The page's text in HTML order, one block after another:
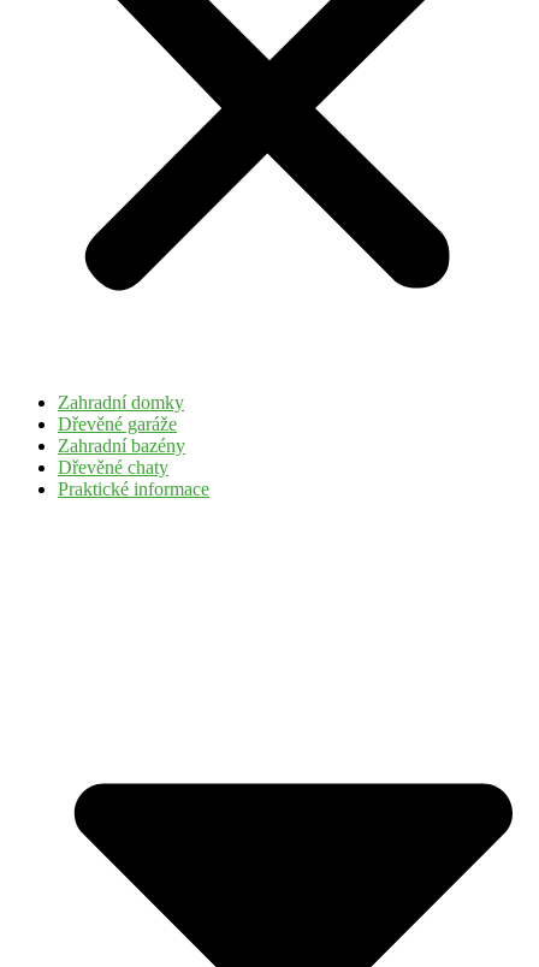
Zahradní domky
Dřevěné garáže
Zahradní bazény
Dřevěné chaty
Praktické informace